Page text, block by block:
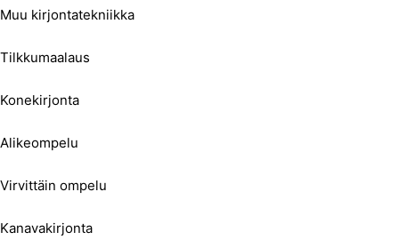
Muu kirjontatekniikka
Tilkkumaalaus
Konekirjonta
Alikeompelu
Virvittäin ompelu
Kanavakirjonta